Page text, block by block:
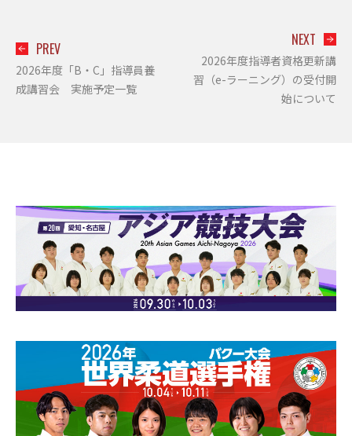
PREV
2026年度「B・C」指導員養
成講習会 実施予定一覧
NEXT
2026年度指導者資格更新講
習（e-ラーニング）の受付開
始について